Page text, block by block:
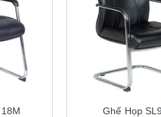
Ghế Họp